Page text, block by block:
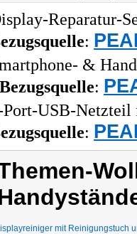
Reparatur-
:
&
Bezugsquelle:
Port-USB-Netzteil
:
mit Reinigungstuch